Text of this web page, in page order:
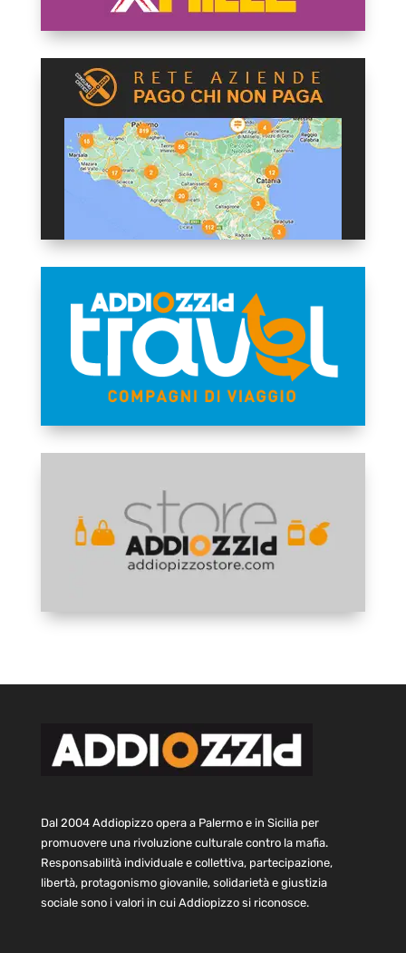
Dal 2004 Addiopizzo opera a Palermo e in Sicilia per
promuovere una rivoluzione culturale contro la mafia.
Responsabilità individuale e collettiva, partecipazione,
libertà, protagonismo giovanile, solidarietà e giustizia
sociale sono i valori in cui Addiopizzo si riconosce.